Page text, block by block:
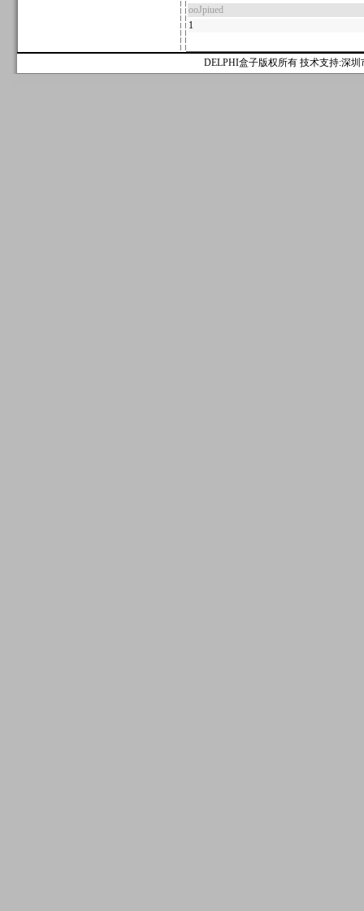
ooJpiued
1
DELPHI盒子版权所有 技术支持:深